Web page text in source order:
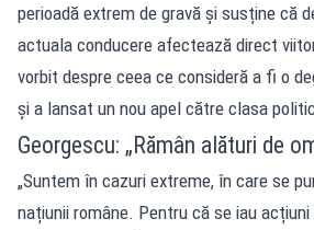
perioadă extrem de gravă și susține că
actuala conducere afectează direct
vorbit despre ceea ce consideră a fi o
și a lansat un nou apel către clasa
Georgescu: „Rămân alături de
„Suntem în cazuri extreme, în care se
națiunii române. Pentru că se iau